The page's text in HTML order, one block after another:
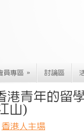
員專區 » 討論區
港青年的留
山)
香港人主場